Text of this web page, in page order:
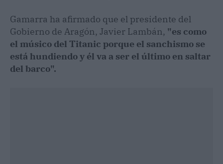
Gamarra ha afirmado que el presidente del
Gobierno de Aragón, Javier Lambán, "es como
el músico del Titanic porque el sanchismo se
está hundiendo y él va a ser el último en saltar
del barco".